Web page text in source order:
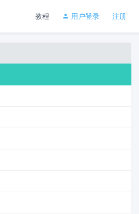
注册
用户登录
教程